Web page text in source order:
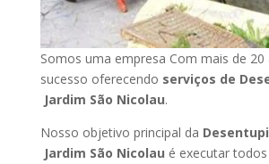
Somos uma empresa Com mais de 20
sucesso oferecendo serviços de
Jardim São Nicolau.
Nosso objetivo principal da
Jardim São Nicolau é executar